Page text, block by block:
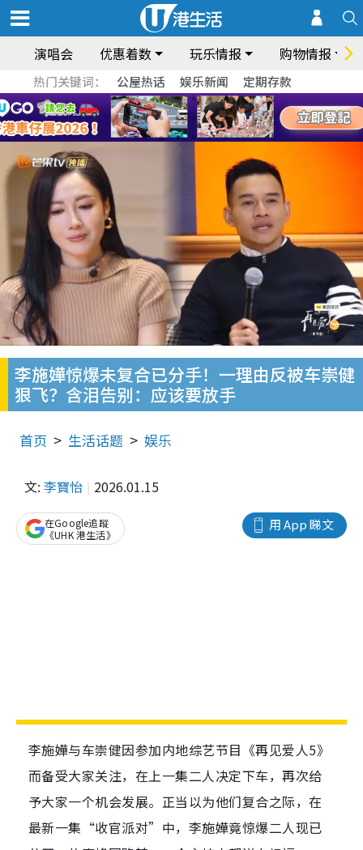
演唱会 优惠着数 玩乐情报 购物情报
热门关键词： 公屋热话 娱乐新闻 定期存款
李施嬅惊爆未复合已分手！一理由反被车崇健
狠飞？含泪告别：应该要放手
首页 生活话题 娱乐
文: 李寶怡 2026.01.15
用 App 睇文
在Google追蹤
《UHK 港生活》
李施嬅与车崇健因参加内地综艺节目《再见爱人5》
而备受大家关注，在上一集二人决定下车，再次给
予大家一个机会发展。正当以为他们复合之际，在
最新一集“收官派对”中，李施嬅竟惊爆二人现已